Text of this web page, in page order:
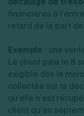
financières à
retard de la part
Exemple : une
Le client paie le 8
exigible dès le
collectée sur la
qu’elle n’est
client qu’en